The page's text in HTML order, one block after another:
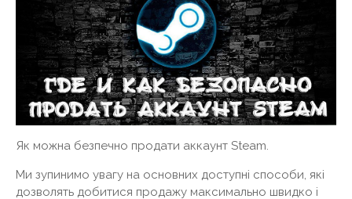
Як можна безпечно продати аккаунт Steam.
Ми зупинимо увагу на основних доступні способи, які
дозволять добитися продажу максимально швидко і